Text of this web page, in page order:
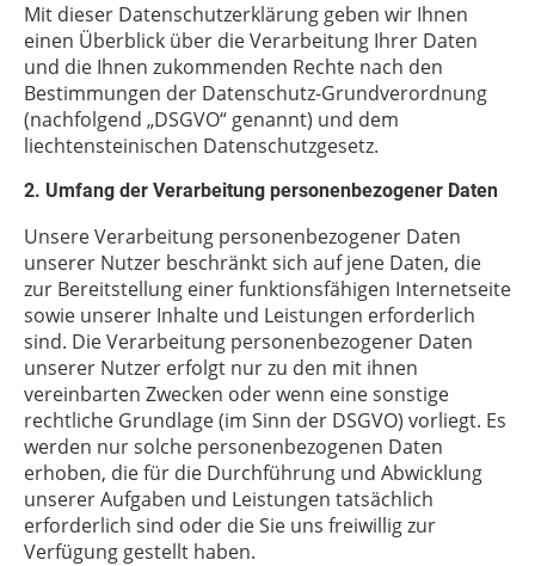
Mit dieser Datenschutzerklärung geben wir Ihnen
einen Überblick über die Verarbeitung Ihrer Daten
und die Ihnen zukommenden Rechte nach den
Bestimmungen der Datenschutz-Grundverordnung
(nachfolgend „DSGVO“ genannt) und dem
liechtensteinischen Datenschutzgesetz.
2. Umfang der Verarbeitung personenbezogener Daten
Unsere Verarbeitung personenbezogener Daten
unserer Nutzer beschränkt sich auf jene Daten, die
zur Bereitstellung einer funktionsfähigen Internetseite
sowie unserer Inhalte und Leistungen erforderlich
sind. Die Verarbeitung personenbezogener Daten
unserer Nutzer erfolgt nur zu den mit ihnen
vereinbarten Zwecken oder wenn eine sonstige
rechtliche Grundlage (im Sinn der DSGVO) vorliegt. Es
werden nur solche personenbezogenen Daten
erhoben, die für die Durchführung und Abwicklung
unserer Aufgaben und Leistungen tatsächlich
erforderlich sind oder die Sie uns freiwillig zur
Verfügung gestellt haben.